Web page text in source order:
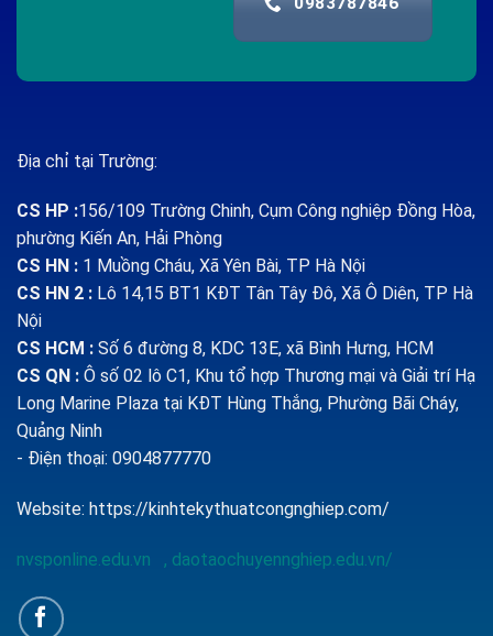
Địa chỉ tại Trường:
CS HP :156/109 Trường Chinh, Cụm Công nghiệp Đồng Hòa,
phường Kiến An, Hải Phòng
CS HN : 1 Muồng Cháu, Xã Yên Bài, TP Hà Nội
CS HN 2 : Lô 14,15 BT1 KĐT Tân Tây Đô, Xã Ô Diên, TP Hà
Nội
CS HCM : Số 6 đường 8, KDC 13E, xã Bình Hưng, HCM
CS QN : Ô số 02 lô C1, Khu tổ hợp Thương mại và Giải trí Hạ
Long Marine Plaza tại KĐT Hùng Thắng, Phường Bãi Cháy,
Quảng Ninh
- Điện thoại: 0904877770
Website: https://kinhtekythuatcongnghiep.com/
nvsponline.edu.vn , daotaochuyennghiep.edu.vn/